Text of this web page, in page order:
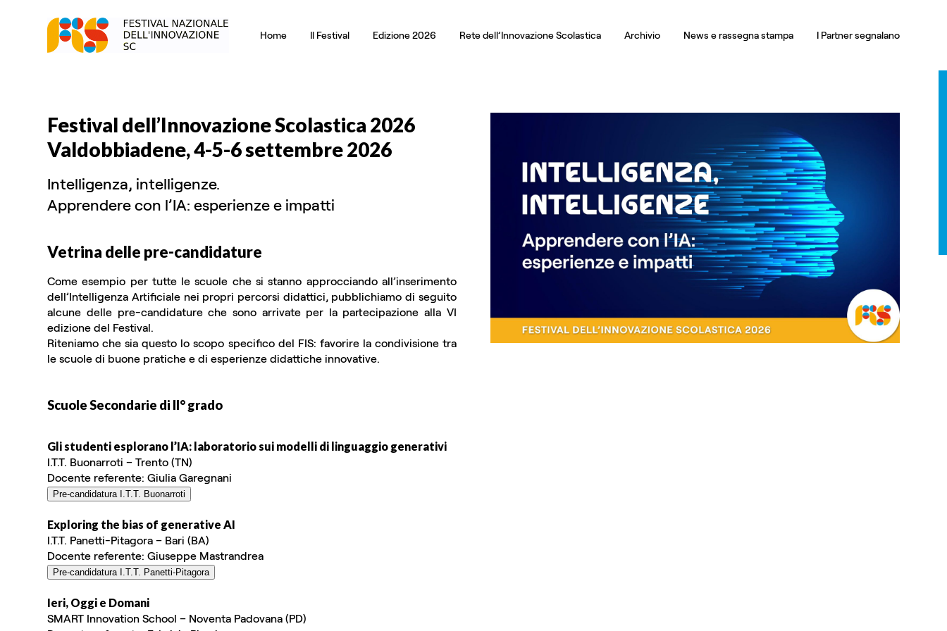
Home Il Festival Edizione 2026 Rete dell’Innovazione Scolastica Archivio News e rassegna stampa I Partner segnalano
Festival dell’Innovazione Scolastica 2026
Valdobbiadene, 4-5-6 settembre 2026
Intelligenza, intelligenze.
Apprendere con l’IA: esperienze e impatti
Vetrina delle pre-candidature
Come esempio per tutte le scuole che si stanno approcciando all’inserimento
dell’Intelligenza Artificiale nei propri percorsi didattici, pubblichiamo di seguito
alcune delle pre-candidature che sono arrivate per la partecipazione alla VI
edizione del Festival.
Riteniamo che sia questo lo scopo specifico del FIS: favorire la condivisione tra
le scuole di buone pratiche e di esperienze didattiche innovative.
Scuole Secondarie di II° grado
Gli studenti esplorano l’IA: laboratorio sui modelli di linguaggio generativi
I.T.T. Buonarroti – Trento (TN)
Docente referente: Giulia Garegnani
Pre-candidatura I.T.T. Buonarroti
Exploring the bias of generative AI
I.T.T. Panetti-Pitagora – Bari (BA)
Docente referente: Giuseppe Mastrandrea
Pre-candidatura I.T.T. Panetti-Pitagora
Ieri, Oggi e Domani
SMART Innovation School – Noventa Padovana (PD)